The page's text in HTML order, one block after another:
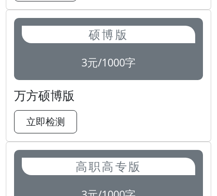
硕博版
3元/1000字
万方硕博版
立即检测
高职高专版